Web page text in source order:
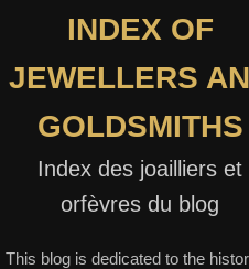
INDEX OF
JEWELLERS
GOLDSMITHS
Index des joailliers et
orfèvres du blog
This blog is dedicated to the